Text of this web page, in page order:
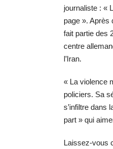
journaliste : «
page ». Après
fait partie des
centre
l’Iran.
« La violence
policiers. Sa
s’infiltre dans
part » qui
Laissez-vous